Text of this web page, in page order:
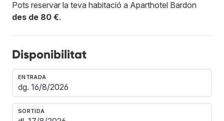
Pots reservar la teva habitació a Aparthotel Bardon
des de 80 €.
Disponibilitat
ENTRADA
SORTIDA